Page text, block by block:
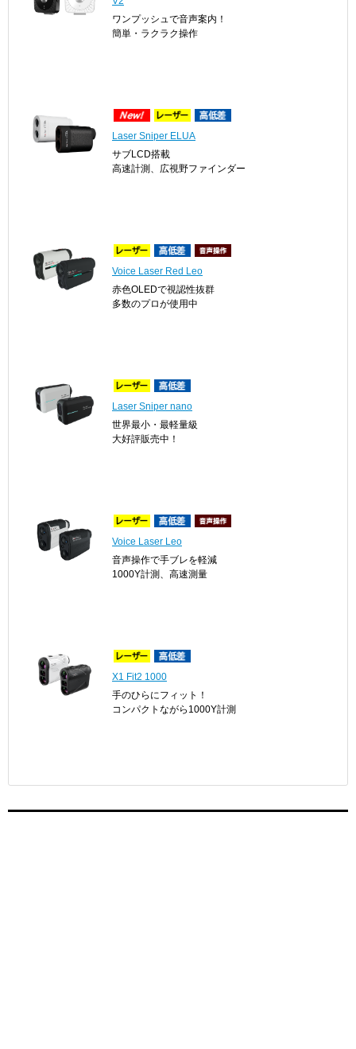
ワンプッシュで音声案内！
簡単・ラクラク操作
Laser Sniper ELUA
サブLCD搭載
高速計測、広視野ファインダー
Voice Laser Red Leo
赤色OLEDで視認性抜群
多数のプロが使用中
Laser Sniper nano
世界最小・最軽量級
大好評販売中！
Voice Laser Leo
音声操作で手ブレを軽減
1000Y計測、高速測量
X1 Fit2 1000
手のひらにフィット！
コンパクトながら1000Y計測